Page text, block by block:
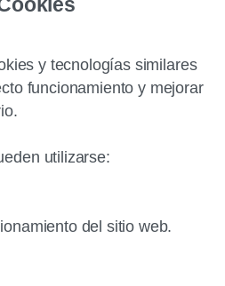
y tecnologías similares
funcionamiento y mejorar
utilizarse:
del sitio web.